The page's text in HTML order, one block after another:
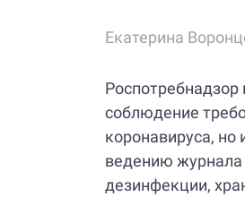
Екатерина
соблюдение
коронавируса,
ведению
дезинфекции,